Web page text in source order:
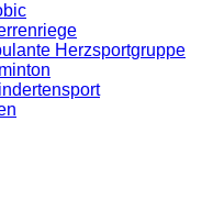
Herzsportgruppe